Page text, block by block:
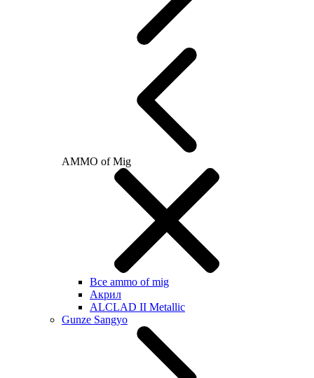
AMMO of Mig
Все ammo of mig
Акрил
ALCLAD II Metallic
Gunze Sangyo